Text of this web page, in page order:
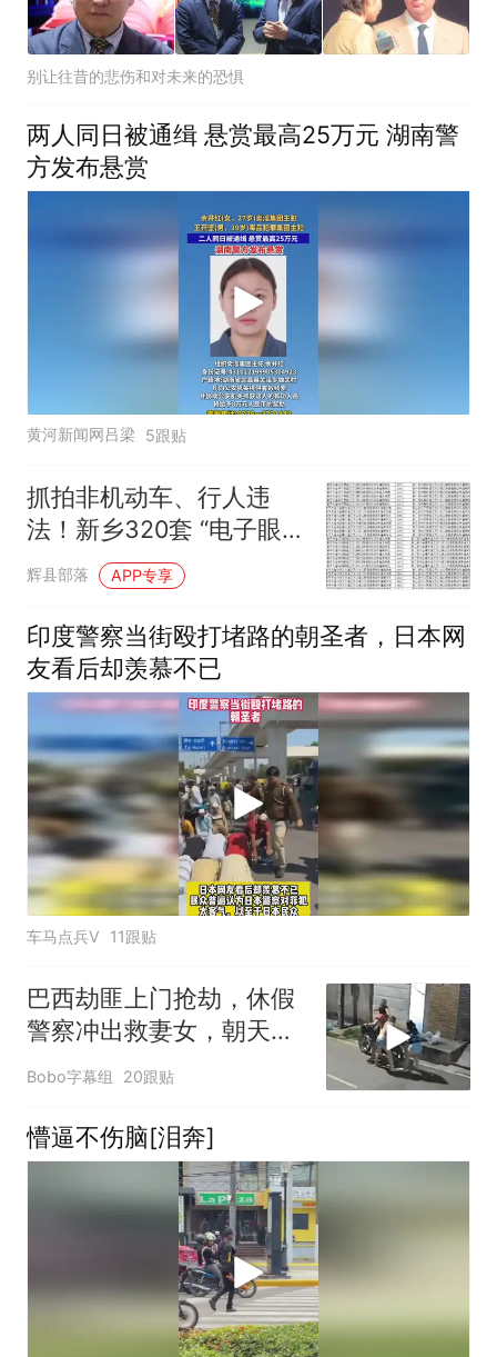
别让往昔的悲伤和对未来的恐惧
两人同日被通缉 悬赏最高25万元 湖南警
方发布悬赏
黄河新闻网吕梁 5跟贴
抓拍非机动车、行人违
法！新乡320套 “电子眼”
即将上线
辉县部落 APP专享
印度警察当街殴打堵路的朝圣者，日本网
友看后却羡慕不已
车马点兵V 11跟贴
巴西劫匪上门抢劫，休假
警察冲出救妻女，朝天鸣
枪放走劫匪引争议
Bobo字幕组 20跟贴
懵逼不伤脑[泪奔]